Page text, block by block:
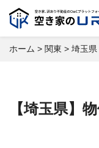
ホーム > 関東 > 埼玉県
【埼玉県】